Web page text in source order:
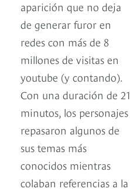
aparición que no deja
de generar furor en
redes con más de 8
millones de visitas en
youtube (y contando).
Con una duración de 21
minutos, los personajes
repasaron algunos de
sus temas más
conocidos mientras
colaban referencias a la